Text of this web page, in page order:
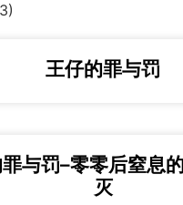
王仔的罪与罚
与罚–零零后窒息
灭